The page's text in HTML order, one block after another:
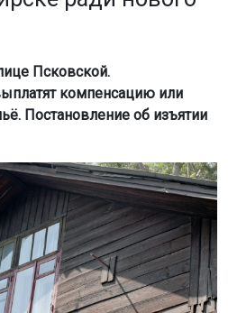
Псковской.
компенсацию или
Постановление об изъятии